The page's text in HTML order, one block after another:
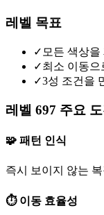
레벨 목표
✓ 모든 색상
✓최소 이동으
✓3성 조건을
레벨 697 주요 도
🧩 패턴 인식
즉시 보이지 않는
⏱️ 이동 효율성